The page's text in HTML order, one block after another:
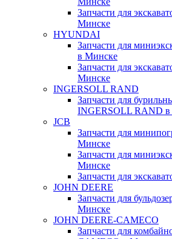
Запчасти для
Минске
HYUNDAI
Запчасти для
в Минске
Запчасти для
Минске
INGERSOLL RAND
Запчасти для
INGERSOLL RAND
JCB
Запчасти для
Минске
Запчасти для
Минске
Запчасти для
JOHN DEERE
Запчасти для
Минске
JOHN DEERE-CAMECO
Запчасти для